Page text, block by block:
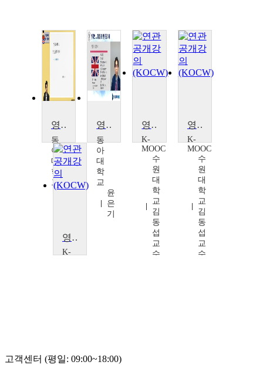
영국의 사회와 행정 들여다보기
동
아
대
학
교
영국의 사회, 문화, 행정의 이해
동
아
대
학
교
윤
은
기
영국에 영어는 없었다
K-
MOOC
수
원
대
학
교
김
동
섭
교
수
영국에 영어는 없었다
K-
MOOC
수
원
대
학
교
김
동
섭
교
수
영국에 영어는 없었다
K-
교
고객센터 (평일: 09:00~18:00)